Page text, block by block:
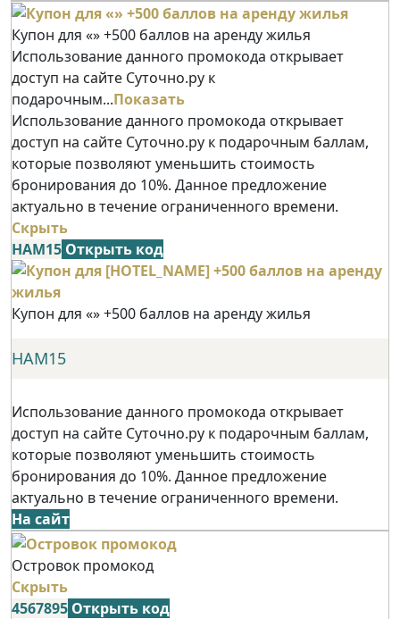
Купон для «» +500 баллов на аренду жилья
Использование данного промокода открывает
доступ на сайте Суточно.ру к
подарочным...Показать
Использование данного промокода открывает
доступ на сайте Суточно.ру к подарочным баллам,
которые позволяют уменьшить стоимость
бронирования до 10%. Данное предложение
актуально в течение ограниченного времени.
Скрыть
НАМ15 Открыть код
Купон для «» +500 баллов на аренду жилья
НАМ15
Использование данного промокода открывает
доступ на сайте Суточно.ру к подарочным баллам,
которые позволяют уменьшить стоимость
бронирования до 10%. Данное предложение
актуально в течение ограниченного времени.
На сайт
Островок промокод
Скрыть
4567895 Открыть код